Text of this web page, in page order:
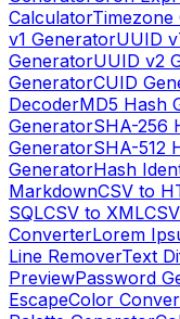
CalculatorTimezone
v1 GeneratorUUID
GeneratorUUID v2
GeneratorCUID
DecoderMD5 Hash
GeneratorSHA-256
GeneratorSHA-512
GeneratorHash
MarkdownCSV to
SQLCSV to XML
ConverterLorem
Line RemoverText
PreviewPassword
EscapeColor